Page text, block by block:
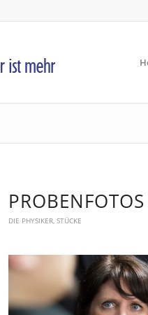
DIE PHYSIKER, STÜCKE